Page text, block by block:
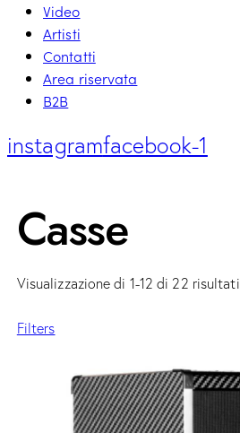
Video
Artisti
Contatti
Area riservata
B2B
instagramfacebook-1
Casse
Visualizzazione di 1-12 di 22 risultati
Filters